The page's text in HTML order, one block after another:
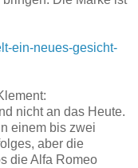
ein-neues-gesicht-
nicht an das Heute.
einem bis zwei
aber die
die Alfa Romeo